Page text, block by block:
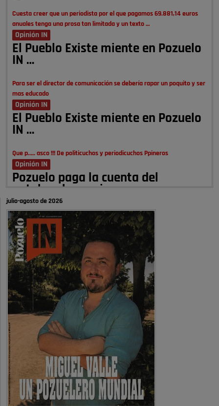
Cuesta creer que un periodista por el que pagamos 69.881,14 euros
anuales tenga una prosa tan limitada y un texto …
Opinión IN
El Pueblo Existe miente en Pozuelo
IN …
Para ser el director de comunicación se debería rapar un poquito y ser
mas educado
Opinión IN
El Pueblo Existe miente en Pozuelo
IN …
Que p..... asco !!! De politicuchos y periodicuchos Ppineros
Opinión IN
Pozuelo paga la cuenta del
autobombo: casi …
Señora Alcaldesa Ud no ha vivido nunca en Pozuelo , pero yo si desde
hace más de 60 años , …
Pozuelo de Alarcón
Quejas por el deterioro de la
limpieza …
A ver si es posible que haya vivienda para familias con hijos y no
solamente jóvenes que no es tan …
Pozuelo de Alarcón
Pozuelo desbloquea
definitivamente Huerta Grande: las
obras …
Donde pueden inscribirse las personas empadronados en Pozuelo para
la vivienda asequible .
Pozuelo de Alarcón
Pozuelo desbloquea
julio-agosto de 2026